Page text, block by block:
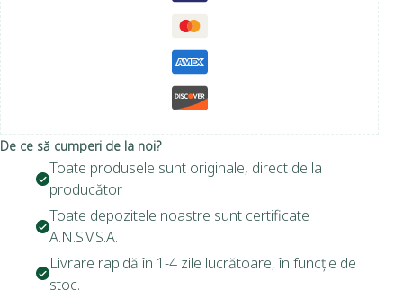
De ce să cumperi de la noi?
Toate produsele sunt originale, direct de la
producător.
Toate depozitele noastre sunt certificate
A.N.S.V.S.A.
Livrare rapidă în 1-4 zile lucrătoare, în funcție de
stoc.